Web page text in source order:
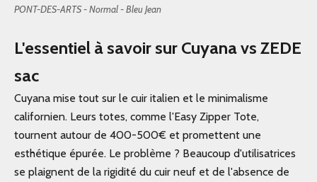
PONT-DES-ARTS - Normal - Bleu Jean
L'essentiel à savoir sur Cuyana vs ZEDE
sac
Cuyana mise tout sur le cuir italien et le minimalisme
californien. Leurs totes, comme l'Easy Zipper Tote,
tournent autour de 400-500€ et promettent une
esthétique épurée. Le problème ? Beaucoup d'utilisatrices
se plaignent de la rigidité du cuir neuf et de l'absence de